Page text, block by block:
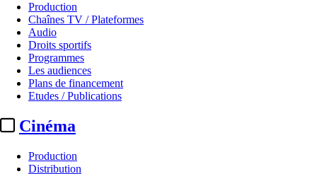
Production
Chaînes TV / Plateformes
Audio
Droits sportifs
Programmes
Les audiences
Plans de financement
Etudes / Publications
Cinéma
Production
Distribution